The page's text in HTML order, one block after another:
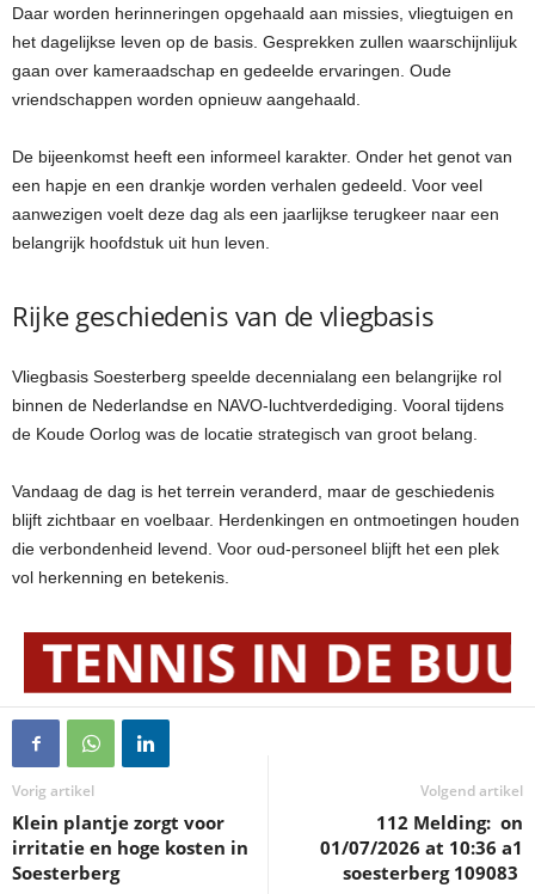
Daar worden herinneringen opgehaald aan missies, vliegtuigen en
het dagelijkse leven op de basis. Gesprekken zullen waarschijnlijuk
gaan over kameraadschap en gedeelde ervaringen. Oude
vriendschappen worden opnieuw aangehaald.
De bijeenkomst heeft een informeel karakter. Onder het genot van
een hapje en een drankje worden verhalen gedeeld. Voor veel
aanwezigen voelt deze dag als een jaarlijkse terugkeer naar een
belangrijk hoofdstuk uit hun leven.
Rijke geschiedenis van de vliegbasis
Vliegbasis Soesterberg speelde decennialang een belangrijke rol
binnen de Nederlandse en NAVO-luchtverdediging. Vooral tijdens
de Koude Oorlog was de locatie strategisch van groot belang.
Vandaag de dag is het terrein veranderd, maar de geschiedenis
blijft zichtbaar en voelbaar. Herdenkingen en ontmoetingen houden
die verbondenheid levend. Voor oud-personeel blijft het een plek
vol herkenning en betekenis.
Vorig artikel
Klein plantje zorgt voor
irritatie en hoge kosten in
Soesterberg
Volgend artikel
112 Melding: ​ on
01/07/2026 at 10:36 a1
soesterberg 109083